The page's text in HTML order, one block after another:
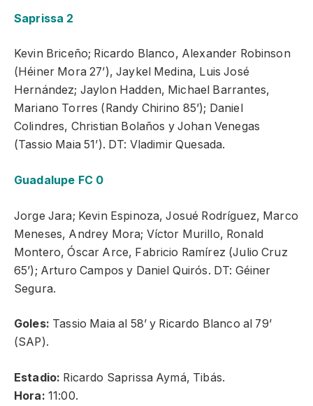
Saprissa 2
Kevin Briceño; Ricardo Blanco, Alexander Robinson
(Héiner Mora 27’), Jaykel Medina, Luis José
Hernández; Jaylon Hadden, Michael Barrantes,
Mariano Torres (Randy Chirino 85’); Daniel
Colindres, Christian Bolaños y Johan Venegas
(Tassio Maia 51’). DT: Vladimir Quesada.
Guadalupe FC 0
Jorge Jara; Kevin Espinoza, Josué Rodríguez, Marco
Meneses, Andrey Mora; Víctor Murillo, Ronald
Montero, Óscar Arce, Fabricio Ramírez (Julio Cruz
65’); Arturo Campos y Daniel Quirós. DT: Géiner
Segura.
Goles: Tassio Maia al 58’ y Ricardo Blanco al 79’
(SAP).
Estadio: Ricardo Saprissa Aymá, Tibás.
Hora: 11:00.